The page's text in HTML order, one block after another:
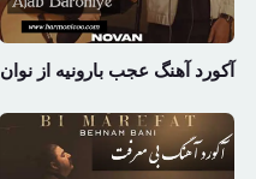
آکورد آهنگ عجب بارونیه از نوان